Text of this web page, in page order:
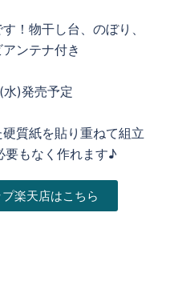
！物干し台、のぼり、
ンテナ付き
)発売予定
質紙を貼り重ねて組立
要もなく作れます♪
楽天店はこちら